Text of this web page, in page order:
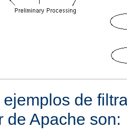
de
de Apache son: